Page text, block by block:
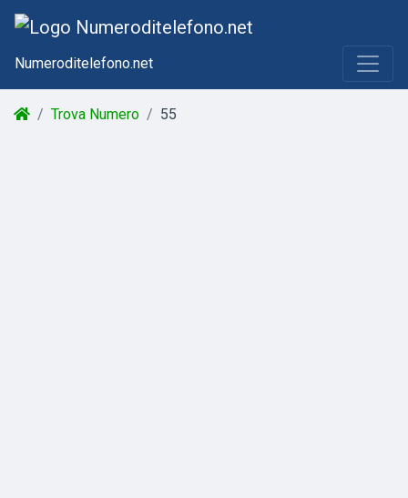
Numeroditelefono.net
Trova Numero 55